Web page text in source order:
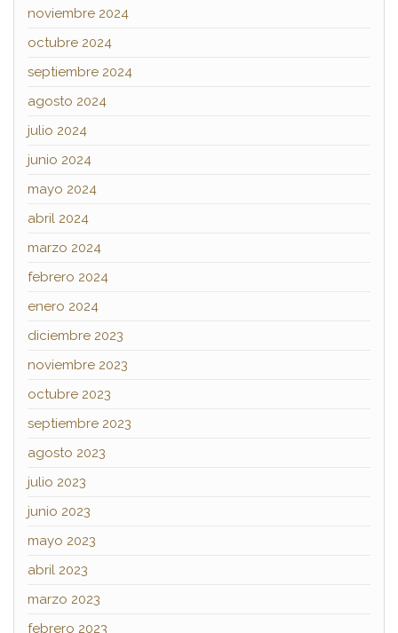
noviembre 2024
octubre 2024
septiembre 2024
agosto 2024
julio 2024
junio 2024
mayo 2024
abril 2024
marzo 2024
febrero 2024
enero 2024
diciembre 2023
noviembre 2023
octubre 2023
septiembre 2023
agosto 2023
julio 2023
junio 2023
mayo 2023
abril 2023
marzo 2023
febrero 2023